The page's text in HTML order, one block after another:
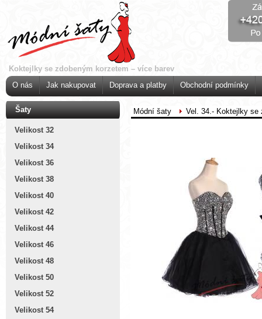
Koktejlky se zdobeným korzetem – více barev
O nás
Jak nakupovat Doprava a platby Obchodní podmínky
Šaty
Velikost 32
Velikost 34
Velikost 36
Velikost 38
Velikost 40
Velikost 42
Velikost 44
Velikost 46
Velikost 48
Velikost 50
Velikost 52
Velikost 54
Módní šaty Vel. 34.- Koktejlky se